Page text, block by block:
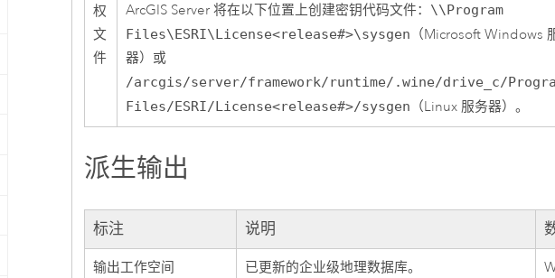
权
文
件
ArcGIS Server 将在以下位置上创建密钥代码文件： \\Program
Files\ESRI\License<release#>\sysgen （Microsoft Windows
器）或
/arcgis/server/framework/runtime/.wine/drive_c/
Files/ESRI/License<release#>/sysgen （Linux 服务器）。
派生输出
标注 说明
输出工作空间 已更新的企业级地理数据库。